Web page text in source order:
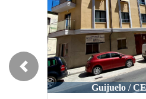
Guijuelo / CENTRO
Salamanca /
Previous